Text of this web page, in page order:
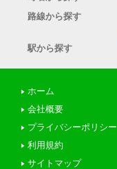
路線から探す
駅から探す
ホーム
会社概要
プライバシーポリシー
利用規約
サイトマップ